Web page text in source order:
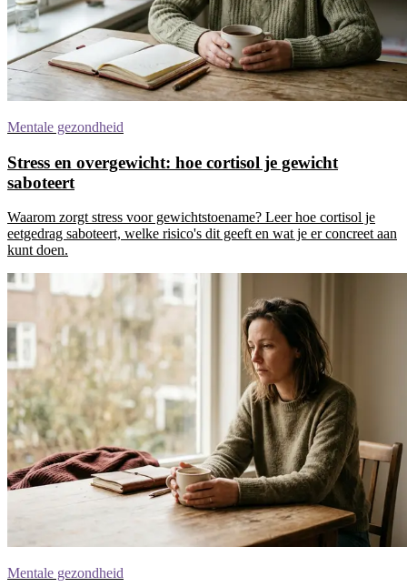
Mentale gezondheid
Stress en overgewicht: hoe cortisol je gewicht
saboteert
Waarom zorgt stress voor gewichtstoename? Leer hoe cortisol je
eetgedrag saboteert, welke risico's dit geeft en wat je er concreet aan
kunt doen.
Mentale gezondheid